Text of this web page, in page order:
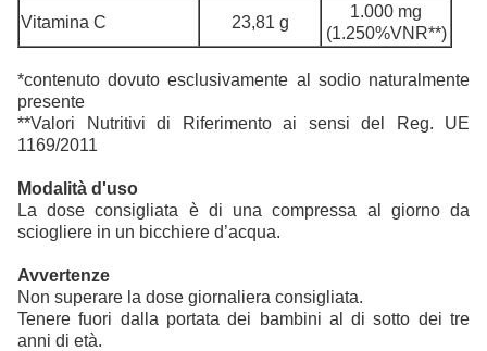
Vitamina C
23,81 g
1.000 mg
(1.250%VNR**)
*contenuto dovuto esclusivamente al sodio naturalmente
presente
**Valori Nutritivi di Riferimento ai sensi del Reg. UE
1169/2011
Modalità d'uso
La dose consigliata è di una compressa al giorno da
sciogliere in un bicchiere d’acqua.
Avvertenze
Non superare la dose giornaliera consigliata.
Tenere fuori dalla portata dei bambini al di sotto dei tre
anni di età.